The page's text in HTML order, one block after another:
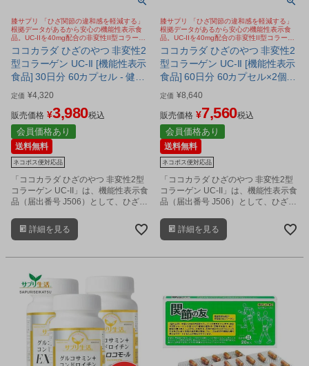
膝サプリ 「ひざ関節の違和感を軽減する」
根拠データがあるから安心の機能性表示食
品。UC-IIを40mg配合の非変性II型コラーゲ
ン。歩く、しゃがむ、階段の昇り降りサポー
ト
ココカラダ ひざのやつ 非変性2
型コラーゲン UC-II [機能性表示
食品] 30日分 60カプセル - 健人
[ひざ関節/サプリ] ※ネコポス対
応商品
定価 ¥4,320
販売価格 ¥3,980税込
会員価格あり
送料無料
ネコポス便対応品
「ココカラダ ひざのやつ 非変性2型
コラーゲン UC-II」は、機能性表示食
品（届出番号 J506）として、ひざ関
性をサポートするサプリメントで
す。
詳細を見る
膝サプリ 「ひざ関節の違和感を軽減する」
根拠データがあるから安心の機能性表示食
品。UC-IIを40mg配合の非変性II型コラーゲ
ン。歩く、しゃがむ、階段の昇り降りサポー
ト
ココカラダ ひざのやつ 非変性2
型コラーゲン UC-II [機能性表示
食品] 60日分 60カプセル×2個セ
ット - 健人 [ひざ関節/サプリ] ※
ネコポス対応商品
定価 ¥8,640
販売価格 ¥7,560税込
会員価格あり
送料無料
ネコポス便対応品
「ココカラダ ひざのやつ 非変性2型
コラーゲン UC-II」は、機能性表示食
品（届出番号 J506）として、ひざ関
性をサポートするサプリメントで
す。
詳細を見る